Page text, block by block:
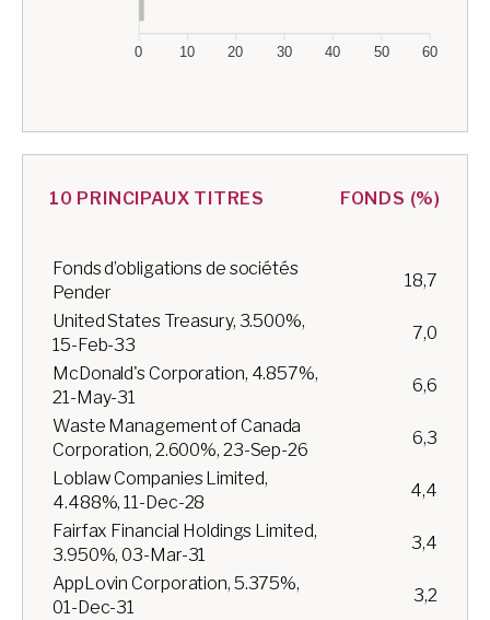
60
50
40
30
20
10
0
10 PRINCIPAUX TITRES FONDS (%)
Fonds d’obligations de sociétés
Pender
18,7
United States Treasury, 3.500%,
15-Feb-33
7,0
McDonald's Corporation, 4.857%,
21-May-31
6,6
Waste Management of Canada
Corporation, 2.600%, 23-Sep-26
6,3
Loblaw Companies Limited,
4.488%, 11-Dec-28
4,4
Fairfax Financial Holdings Limited,
3.950%, 03-Mar-31
3,4
AppLovin Corporation, 5.375%,
01-Dec-31
3,2